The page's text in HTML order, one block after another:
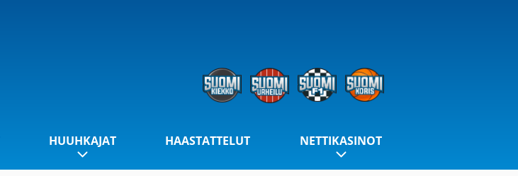
HUUHKAJAT HAASTATTELUT NETTIKASINOT